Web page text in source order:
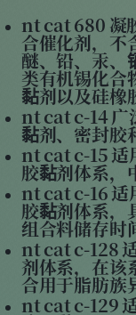
nt cat 680 凝
合催化剂，不
醚、铅、汞、
类有机锡化合
黏剂以及硅橡
nt cat c-14 广
黏剂、密封胶
nt cat c-15 适
胶黏剂体系，
nt cat c-16 适
胶黏剂体系，
组合料储存时
nt cat c-128
剂体系，在该
合用于脂肪族
nt cat c-129